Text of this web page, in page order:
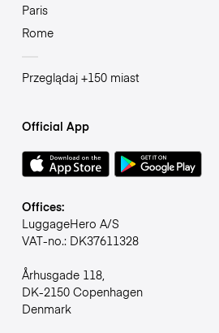
Paris
Rome
Przeglądaj +150 miast
Official App
Offices:
LuggageHero A/S
VAT-no.: DK37611328
Århusgade 118,
DK-2150 Copenhagen
Denmark